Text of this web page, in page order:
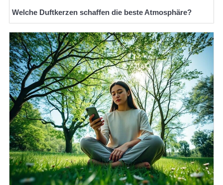
Welche Duftkerzen schaffen die beste Atmosphäre?